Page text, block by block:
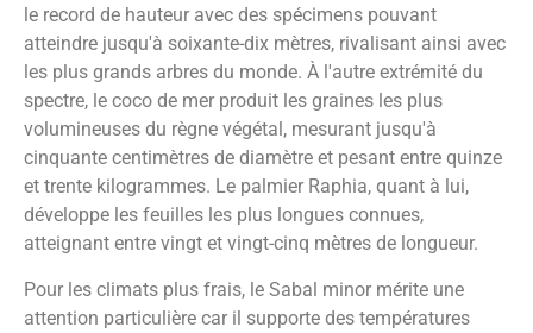
le record de hauteur avec des spécimens pouvant
atteindre jusqu'à soixante-dix mètres, rivalisant ainsi avec
les plus grands arbres du monde. À l'autre extrémité du
spectre, le coco de mer produit les graines les plus
volumineuses du règne végétal, mesurant jusqu'à
cinquante centimètres de diamètre et pesant entre quinze
et trente kilogrammes. Le palmier Raphia, quant à lui,
développe les feuilles les plus longues connues,
atteignant entre vingt et vingt-cinq mètres de longueur.
Pour les climats plus frais, le Sabal minor mérite une
attention particulière car il supporte des températures